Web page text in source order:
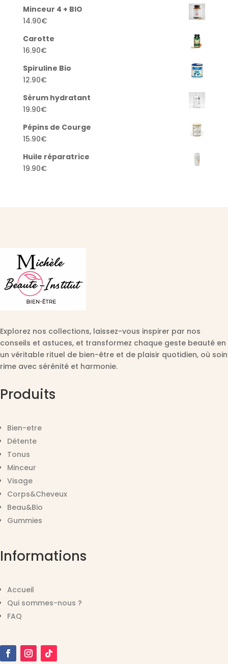
Minceur 4 + BIO
14.90€
Carotte
16.90€
Spiruline Bio
12.90€
Sérum hydratant
19.90€
Pépins de Courge
15.90€
Huile réparatrice
19.90€
Explorez nos collections, laissez-vous inspirer par nos
conseils et astuces, et transformez chaque geste beauté en
un véritable rituel de bien-être et de plaisir quotidien, où soin
rime avec sérénité et harmonie.
Produits
Bien-etre
Détente
Tonus
Minceur
Visage
Corps&Cheveux
Beau&Bio
Gummies
Informations
Accueil
Qui sommes-nous ?
FAQ